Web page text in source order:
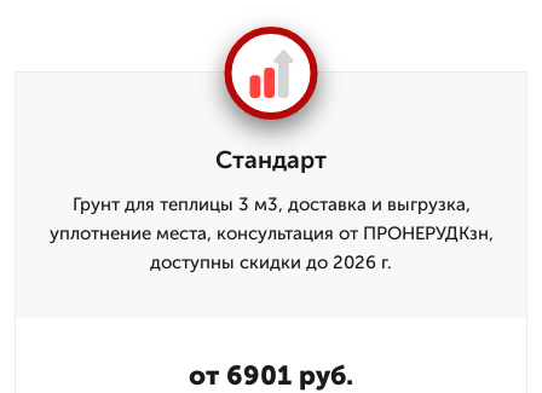
Стандарт
Грунт для теплицы 3 м3, доставка и выгрузка,
уплотнение места, консультация от ПРОНЕРУДКзн,
доступны скидки до 2026 г.
от 6901 руб.